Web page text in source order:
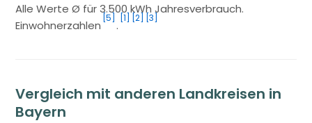
Alle Werte Ø für 3.500 kWh Jahresverbrauch.
Einwohnerzahlen
[5]
.
[1] [2] [3]
Vergleich mit anderen Landkreisen in
Bayern